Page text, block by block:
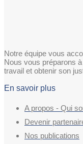
Notre équipe vous
Nous vous préparons
travail et obtenir son
En savoir plus
A propos - Qui
Devenir
Nos publications